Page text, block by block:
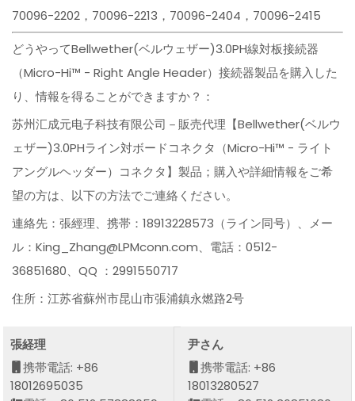
70096-2202，70096-2213，70096-2404，70096-2415
どうやってBellwether(ベルウェザー)3.0PH線対板接続器
（Micro-Hi™ - Right Angle Header）接続器製品を購入した
り、情報を得ることができますか？：
苏州汇成元电子科技有限公司－販売代理【Bellwether(ベルウ
ェザー)3.0PHライン対ボードコネクタ（Micro-Hi™ - ライト
アングルヘッダー）コネクタ】製品；購入や詳細情報をご希
望の方は、以下の方法でご連絡ください。
連絡先：張經理、携帯：18913228573（ライン同号）、メー
ル：King_Zhang@LPMconn.com、電話：0512-
36851680、QQ ：2991550717
住所：江苏省蘇州市昆山市張浦鎮永燃路2号
張経理
携帯電話: +86
18012695035
尹さん
携帯電話: +86
18013280527